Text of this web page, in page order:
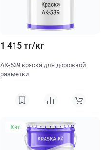
1 415 тг/кг
АК-539 краска для дорожной
разметки
Хит